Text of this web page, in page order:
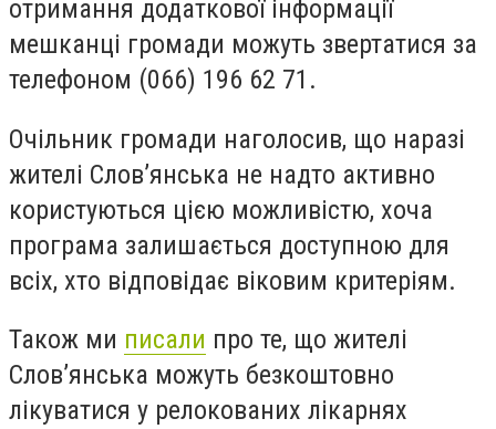
отримання додаткової інформації
мешканці громади можуть звертатися за
телефоном (066) 196 62 71.
Очільник громади наголосив, що наразі
жителі Слов’янська не надто активно
користуються цією можливістю, хоча
програма залишається доступною для
всіх, хто відповідає віковим критеріям.
Також ми писали про те, що жителі
Слов’янська можуть безкоштовно
лікуватися у релокованих лікарнях